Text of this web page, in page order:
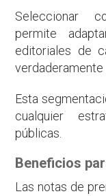
Seleccionar
permite
editoriales de
verdaderamente
Esta
cualquier
públicas.
Beneficios
Las notas de